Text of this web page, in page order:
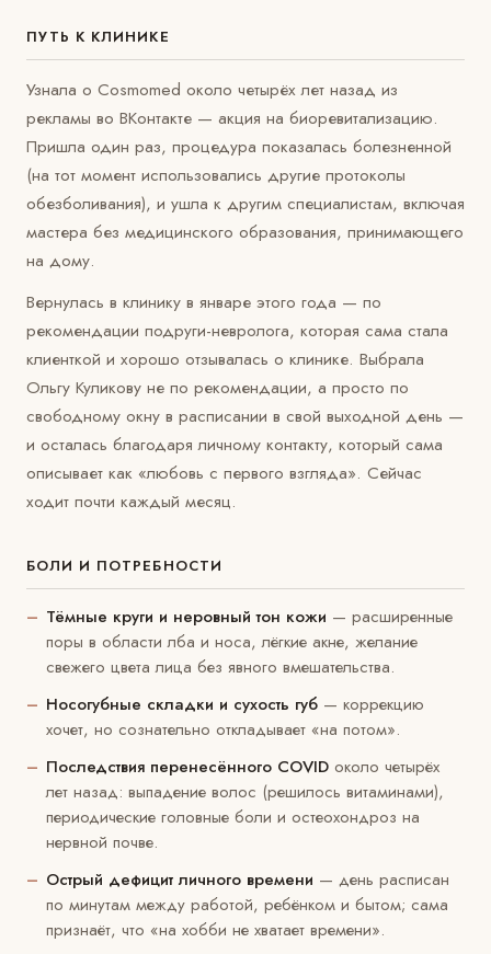
ПУТЬ К КЛИНИКЕ
Узнала о Cosmomed около четырёх лет назад из
рекламы во ВКонтакте — акция на биоревитализацию.
Пришла один раз, процедура показалась болезненной
(на тот момент использовались другие протоколы
обезболивания), и ушла к другим специалистам, включая
мастера без медицинского образования, принимающего
на дому.
Вернулась в клинику в январе этого года — по
рекомендации подруги-невролога, которая сама стала
клиенткой и хорошо отзывалась о клинике. Выбрала
Ольгу Куликову не по рекомендации, а просто по
свободному окну в расписании в свой выходной день —
и осталась благодаря личному контакту, который сама
описывает как «любовь с первого взгляда». Сейчас
ходит почти каждый месяц.
БОЛИ И ПОТРЕБНОСТИ
Тёмные круги и неровный тон кожи — расширенные
поры в области лба и носа, лёгкие акне, желание
свежего цвета лица без явного вмешательства.
Носогубные складки и сухость губ — коррекцию
хочет, но сознательно откладывает «на потом».
Последствия перенесённого COVID около четырёх
лет назад: выпадение волос (решилось витаминами),
периодические головные боли и остеохондроз на
нервной почве.
Острый дефицит личного времени — день расписан
по минутам между работой, ребёнком и бытом; сама
признаёт, что «на хобби не хватает времени».